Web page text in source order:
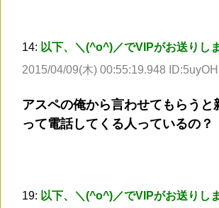
14: 以下、＼(^o^)／でVIPがお送りし
2015/04/09(木) 00:55:19.948
アスペの俺から言わせてもらうと
って電話してくる人っているの？
19: 以下、＼(^o^)／でVIPがお送りし